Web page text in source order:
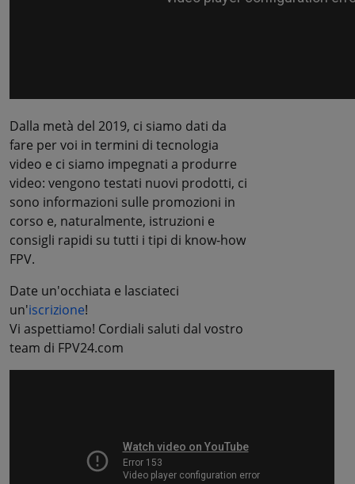
Dalla metà del 2019, ci siamo dati da
fare per voi in termini di tecnologia
video e ci siamo impegnati a produrre
video: vengono testati nuovi prodotti, ci
sono informazioni sulle promozioni in
corso e, naturalmente, istruzioni e
consigli rapidi su tutti i tipi di know-how
FPV.
Date un'occhiata e lasciateci
un'iscrizione!
Vi aspettiamo! Cordiali saluti dal vostro
team di FPV24.com